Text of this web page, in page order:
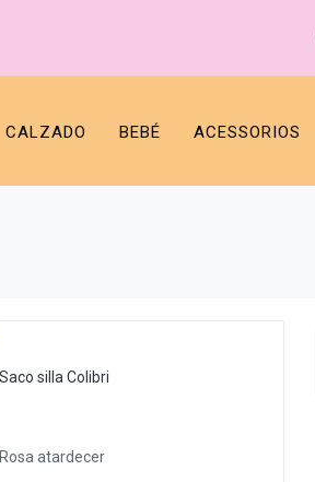
CALZADO BEBÉ ACESSORIOS
Saco silla Colibri
Rosa atardecer